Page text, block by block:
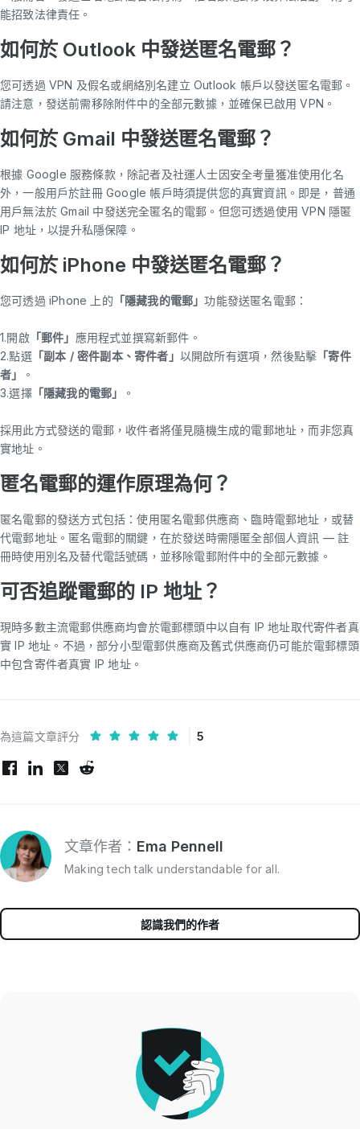
能招致法律責任。
如何於 Outlook 中發送匿名電郵？
您可透過 VPN 及假名或網絡別名建立 Outlook 帳戶以發送匿名電郵。
請注意，發送前需移除附件中的全部元數據，並確保已啟用 VPN。
如何於 Gmail 中發送匿名電郵？
根據 Google 服務條款，除記者及社運人士因安全考量獲准使用化名
外，一般用戶於註冊 Google 帳戶時須提供您的真實資訊。即是，普通
用戶無法於 Gmail 中發送完全匿名的電郵。但您可透過使用 VPN 隱匿
IP 地址，以提升私隱保障。
如何於 iPhone 中發送匿名電郵？
您可透過 iPhone 上的 「隱藏我的電郵」功能發送匿名電郵：
1.開啟「郵件」 應用程式並撰寫新郵件。
2.點選「副本 / 密件副本、寄件者」 以開啟所有選項，然後點擊 「寄件
者」
。
3.選擇 「隱藏我的電郵」 。
採用此方式發送的電郵，收件者將僅見隨機生成的電郵地址，而非您真
實地址。
匿名電郵的運作原理為何？
匿名電郵的發送方式包括：使用匿名電郵供應商、臨時電郵地址，或替
代電郵地址。匿名電郵的關鍵，在於發送時需隱匿全部個人資訊 — 註
冊時使用別名及替代電話號碼，並移除電郵附件中的全部元數據。
可否追蹤電郵的 IP 地址？
現時多數主流電郵供應商均會於電郵標頭中以自有 IP 地址取代寄件者真
實 IP 地址。不過，部分小型電郵供應商及舊式供應商仍可能於電郵標頭
中包含寄件者真實 IP 地址。
為這篇文章評分 5
文章作者： Ema Pennell
Making tech talk understandable for all.
認識我們的作者